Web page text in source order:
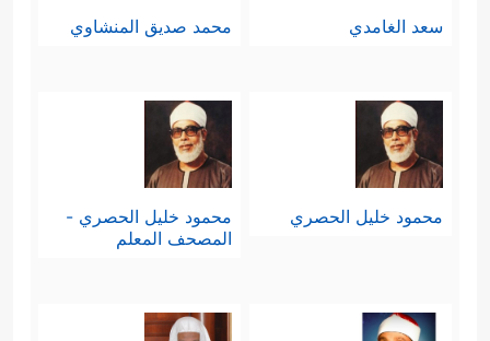
سعد الغامدي محمد صديق المنشاوي
محمود خليل الحصري
محمود خليل الحصري -
المصحف المعلم